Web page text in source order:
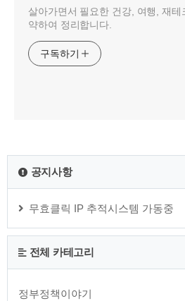
살아가면서 필요한 건강, 여행, 재테
약하여 정리합니다.
구독하기
공지사항
무효클릭 IP 추적시스템 가동중
전체 카테고리
정부정책이야기